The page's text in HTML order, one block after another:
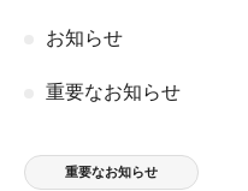
お知らせ
重要なお知らせ
重要なお知らせ